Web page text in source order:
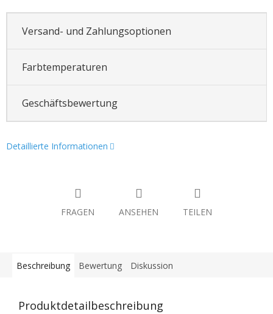
Versand- und Zahlungsoptionen
Farbtemperaturen
Geschäftsbewertung
Detaillierte Informationen
FRAGEN ANSEHEN TEILEN
Beschreibung Bewertung Diskussion
Produktdetailbeschreibung